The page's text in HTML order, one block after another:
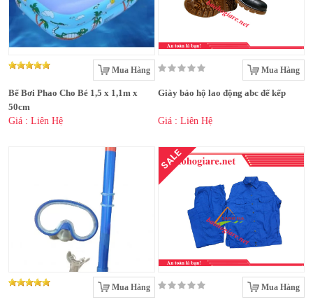
Mua Hàng
Bể Bơi Phao Cho Bé 1,5 x 1,1m x
50cm
Giá : Liên Hệ
Mua Hàng
Giày bảo hộ lao động abc đế kếp
Giá : Liên Hệ
Mua Hàng
SALE
Mua Hàng